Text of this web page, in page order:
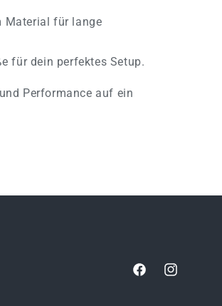
Material für lange
für dein perfektes Setup.
Performance auf ein
FacebookInstagram